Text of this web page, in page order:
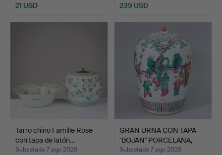
21 USD 239 USD
Tarro chino Famille Rose
con tapa de latón…
Subastado 7 ago 2026
GRAN URNA CON TAPA
"BOJAN" PORCELANA,
CHIN…
Subastado 7 ago 2026